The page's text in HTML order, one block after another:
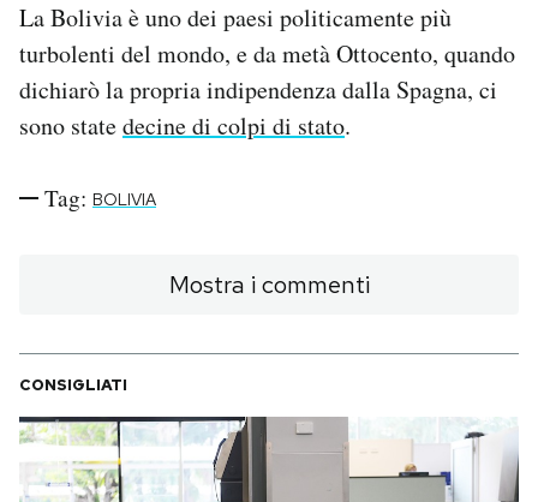
La Bolivia è uno dei paesi politicamente più
turbolenti del mondo, e da metà Ottocento, quando
dichiarò la propria indipendenza dalla Spagna, ci
sono statedecine di colpi di stato.
Tag: BOLIVIA
Mostra i commenti
CONSIGLIATI